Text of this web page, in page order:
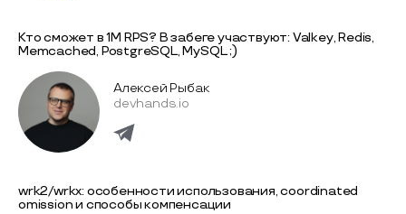
Кто сможет в 1M RPS? В забеге участвуют: Valkey, Redis,
Memcached, PostgreSQL, MySQL ;)
Алексей Рыбак
devhands.io
wrk2/wrkx: особенности использования, coordinated
omission и способы компенсации